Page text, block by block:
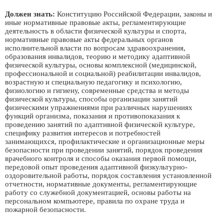
Должен знать: Конституцию Российской Федерации, законы и
иные нормативные правовые акты, регламентирующие
деятельность в области физической культуры и спорта,
нормативные правовые акты федеральных органов
исполнительной власти по вопросам здравоохранения,
образования инвалидов, теорию и методику адаптивной
физической культуры, основы комплексной (медицинской,
профессиональной и социальной) реабилитации инвалидов,
возрастную и специальную педагогику и психологию,
физиологию и гигиену, современные средства и методы
физической культуры, способы организации занятий
физическими упражнениями при различных нарушениях
функций организма, показания и противопоказания к
проведению занятий по адаптивной физической культуре,
специфику развития интересов и потребностей
занимающихся, профилактические и организационные меры
безопасности при проведении занятий, порядок проведения
врачебного контроля и способы оказания первой помощи,
передовой опыт проведения адаптивной физкультурно-
оздоровительной работы, порядок составления установленной
отчетности, нормативные документы, регламентирующие
работу со служебной документацией, основы работы на
персональном компьютере, правила по охране труда и
пожарной безопасности.